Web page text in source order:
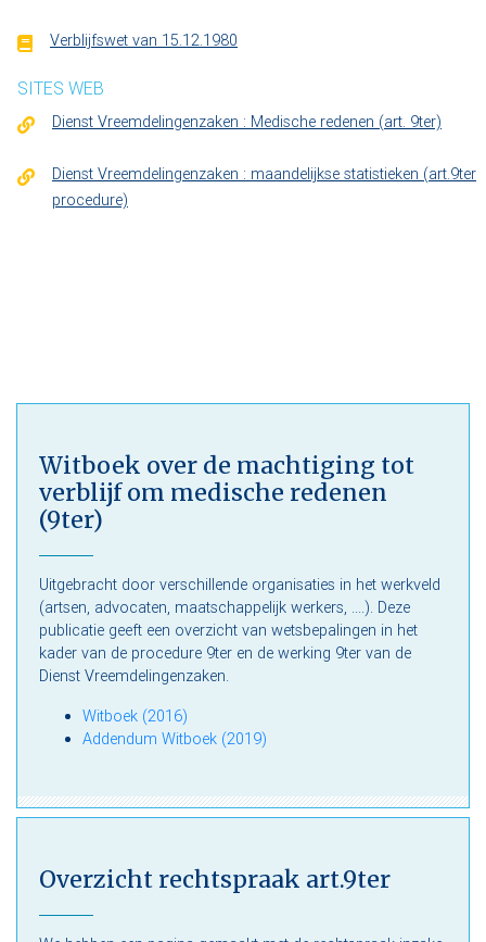
Verblijfswet van 15.12.1980
SITES WEB
Dienst Vreemdelingenzaken : Medische redenen (art. 9ter)
Dienst Vreemdelingenzaken : maandelijkse statistieken (art.9ter
procedure)
Witboek over de machtiging tot
verblijf om medische redenen
(9ter)
Uitgebracht door verschillende organisaties in het werkveld
(artsen, advocaten, maatschappelijk werkers, ....). Deze
publicatie geeft een overzicht van wetsbepalingen in het
kader van de procedure 9ter en de werking 9ter van de
Dienst Vreemdelingenzaken.
Witboek (2016)
Addendum Witboek (2019)
Overzicht rechtspraak art.9ter